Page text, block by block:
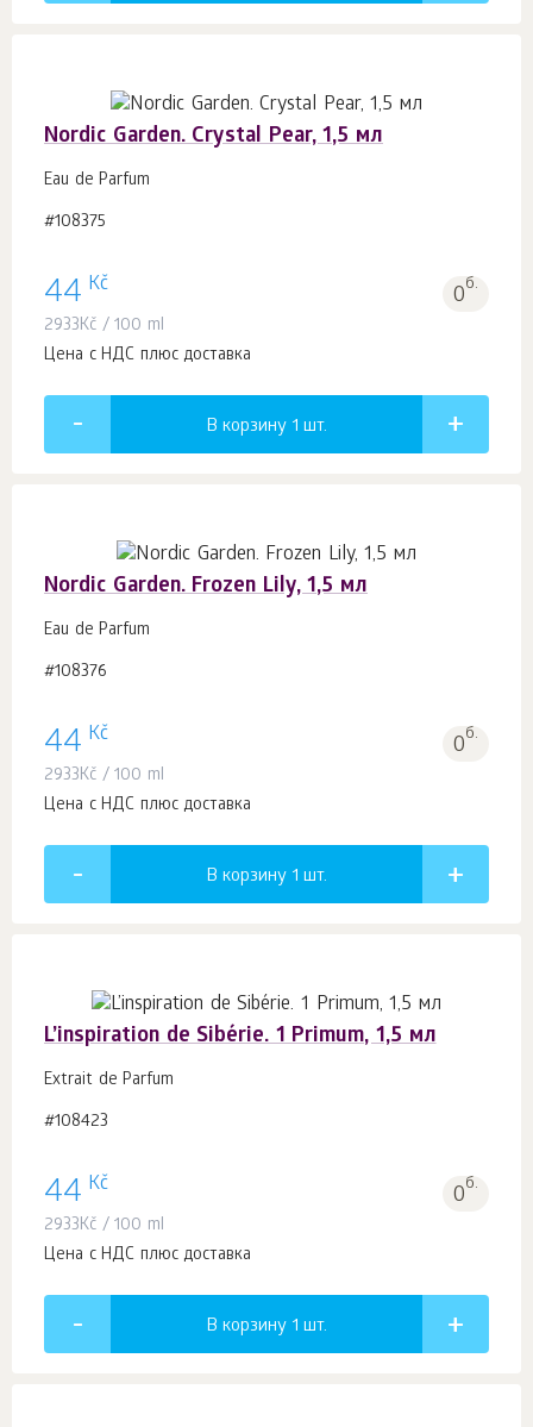
Nordic Garden. Crystal Pear, 1,5 мл
Eau de Parfum
#108375
44 Kč 0б.
2933Kč / 100 ml
Цена с НДС плюс доставка
В корзину 1 шт.
Nordic Garden. Frozen Lily, 1,5 мл
Eau de Parfum
#108376
44 Kč 0б.
2933Kč / 100 ml
Цена с НДС плюс доставка
В корзину 1 шт.
L’inspiration de Sibérie. 1 Primum, 1,5 мл
Extrait de Parfum
#108423
44 Kč 0б.
2933Kč / 100 ml
Цена с НДС плюс доставка
В корзину 1 шт.